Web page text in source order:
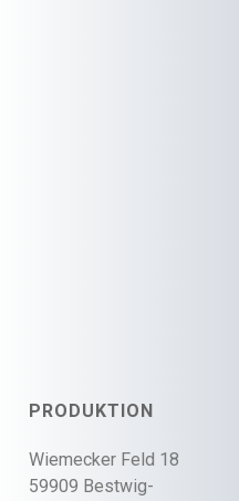
PRODUKTION
Wiemecker Feld 18
59909 Bestwig-